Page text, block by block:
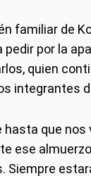
familiar de
pedir por la
quien
integrantes
hasta que nos
ese
Siempre